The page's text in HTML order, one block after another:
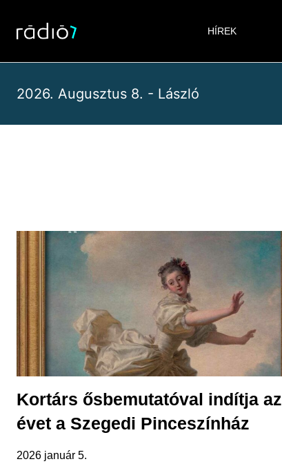
content
HÍREK
2026. Augusztus 8. - László
Kortárs ősbemutatóval indítja az
évet a Szegedi Pinceszínház
2026 január 5.